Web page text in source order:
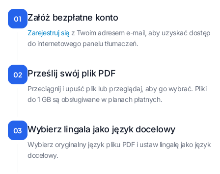
01 Załóż bezpłatne konto
Zarejestruj się z Twoim adresem e-mail, aby uzyskać dostęp
do internetowego panelu tłumaczeń.
02 Prześlij swój plik PDF
Przeciągnij i upuść plik lub przeglądaj, aby go wybrać. Pliki
do 1 GB są obsługiwane w planach płatnych.
03 Wybierz lingala jako język docelowy
Wybierz oryginalny język pliku PDF i ustaw lingalę jako język
docelowy.